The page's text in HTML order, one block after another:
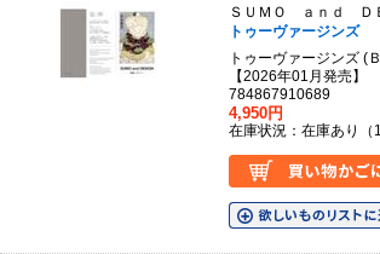
ＳＵＭＯ ａｎｄ Ｄ
トゥーヴァージンズ
トゥーヴァージンズ (
【2026年01月発売
784867910689
4,950円
在庫状況：在庫あり（